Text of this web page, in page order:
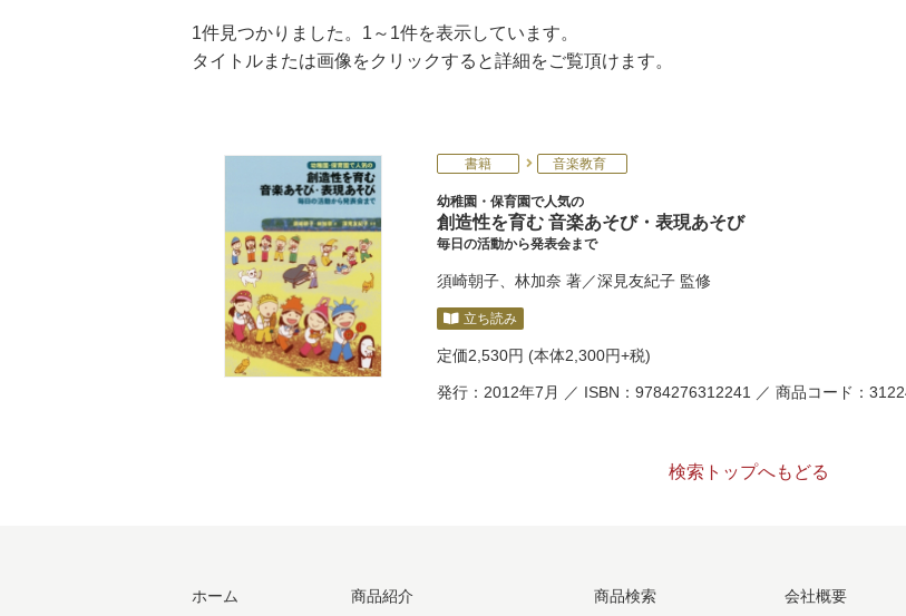
1件見つかりました。 1～1件を表示しています。
タイトルまたは画像をクリックすると詳細をご覧頂けます。
書籍 音楽教育
幼稚園・保育園で人気の
創造性を育む 音楽あそび・表現あそび
毎日の活動から発表会まで
須崎朝子 林加奈 著／深見友紀子 監修
立ち読み
定価2,530円 (本体2,300円+税)
発行：2012年7月 ／ ISBN：9784276312241 ／ 商品コード：
検索トップへもどる
ホーム
商品紹介
商品検索
会社概要